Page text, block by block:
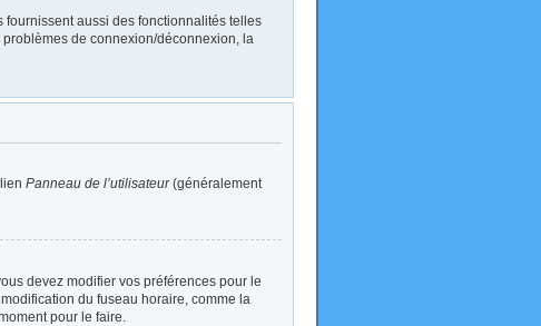
aussi des fonctionnalités telles
problèmes de connexion/déconnexion, la
Panneau de l’utilisateur(généralement
devez modifier vos préférences pour le
du fuseau horaire, comme la
pour le faire.